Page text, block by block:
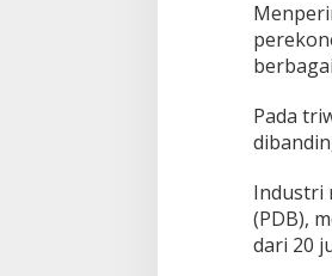
Pada
Industri
(PDB),
dari 20